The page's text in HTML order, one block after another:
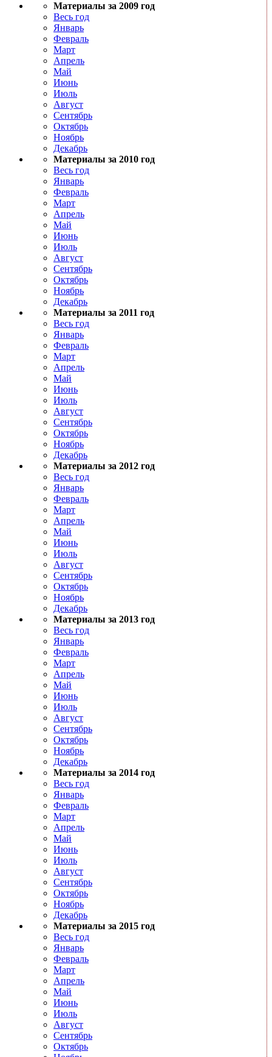
Материалы за 2009 год
Весь год
Январь
Февраль
Март
Апрель
Май
Июнь
Июль
Август
Сентябрь
Октябрь
Ноябрь
Декабрь
Материалы за 2010 год
Весь год
Январь
Февраль
Март
Апрель
Май
Июнь
Июль
Август
Сентябрь
Октябрь
Ноябрь
Декабрь
Материалы за 2011 год
Весь год
Январь
Февраль
Март
Апрель
Май
Июнь
Июль
Август
Сентябрь
Октябрь
Ноябрь
Декабрь
Материалы за 2012 год
Весь год
Январь
Февраль
Март
Апрель
Май
Июнь
Июль
Август
Сентябрь
Октябрь
Ноябрь
Декабрь
Материалы за 2013 год
Весь год
Январь
Февраль
Март
Апрель
Май
Июнь
Июль
Август
Сентябрь
Октябрь
Ноябрь
Декабрь
Материалы за 2014 год
Весь год
Январь
Февраль
Март
Апрель
Май
Июнь
Июль
Август
Сентябрь
Октябрь
Ноябрь
Декабрь
Материалы за 2015 год
Весь год
Январь
Февраль
Март
Апрель
Май
Июнь
Июль
Август
Сентябрь
Октябрь